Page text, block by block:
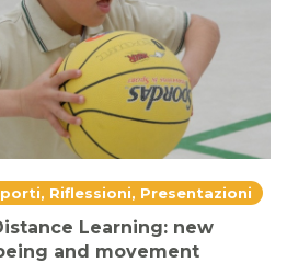
Riflessioni, Presentazioni
Learning: new
and movement